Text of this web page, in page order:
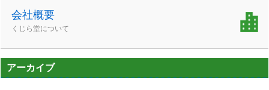
会社概要
くじら堂について
アーカイブ